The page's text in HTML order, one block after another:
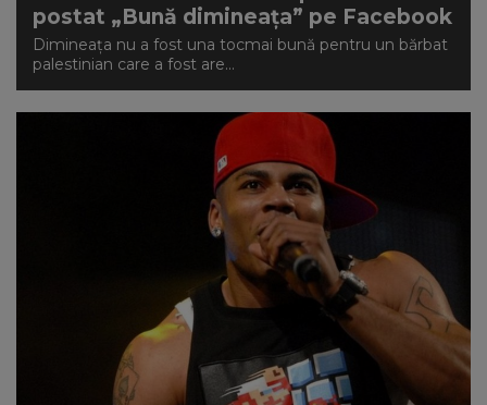
postat „Bună dimineața” pe Facebook
Dimineața nu a fost una tocmai bună pentru un bărbat
palestinian care a fost are...